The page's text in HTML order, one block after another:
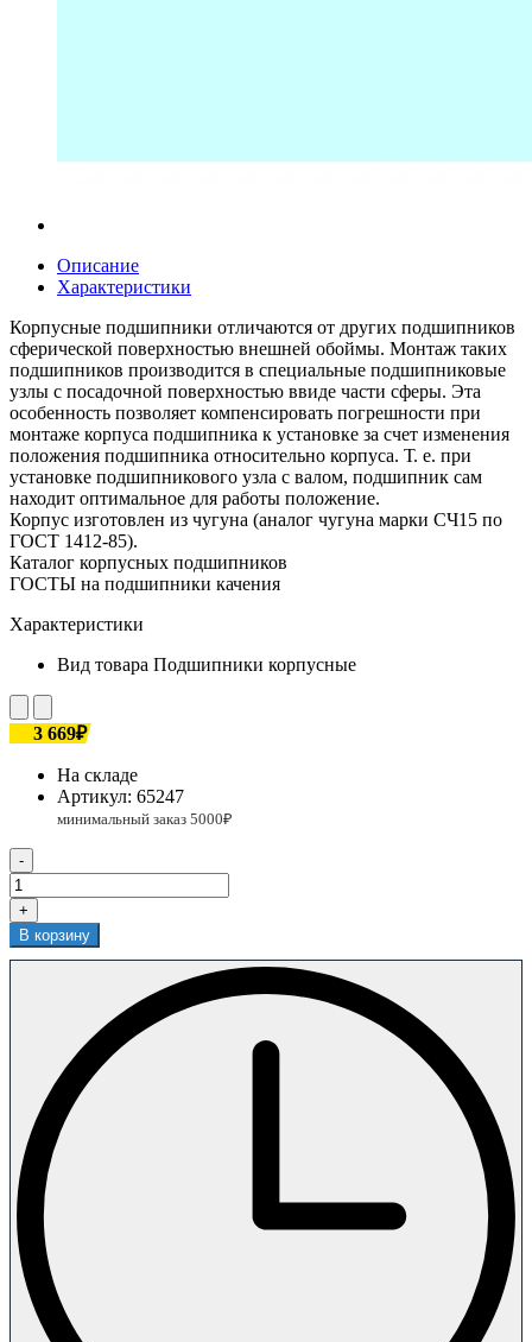
Описание
Характеристики
Корпусные подшипники отличаются от других подшипников
сферической поверхностью внешней обоймы. Монтаж таких
подшипников производится в специальные подшипниковые
узлы с посадочной поверхностью ввиде части сферы. Эта
особенность позволяет компенсировать погрешности при
монтаже корпуса подшипника к установке за счет изменения
положения подшипника относительно корпуса. Т. е. при
установке подшипникового узла с валом, подшипник сам
находит оптимальное для работы положение.
Корпус изготовлен из чугуна (аналог чугуна марки СЧ15 по
ГОСТ 1412-85).
Каталог корпусных подшипников
ГОСТЫ на подшипники качения
Характеристики
Вид товара Подшипники корпусные
3 669₽
На складе
Артикул: 65247
-
+
В корзину